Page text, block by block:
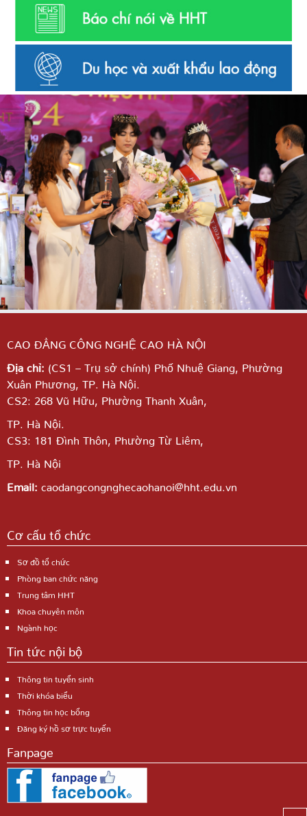
CAO ĐẲNG CÔNG NGHỆ CAO HÀ NỘI
Địa chỉ: (CS1 – Trụ sở chính) Phố Nhuệ Giang, Phường
Xuân Phương, TP. Hà Nội.
CS2: 268 Vũ Hữu, Phường Thanh Xuân,
TP. Hà Nội.
CS3: 181 Đình Thôn, Phường Từ Liêm,
TP. Hà Nội
Email: caodangcongnghecaohanoi@hht.edu.vn
Cơ cấu tổ chức
Sơ đồ tổ chức
Phòng ban chức năng
Trung tâm HHT
Khoa chuyên môn
Ngành học
Tin tức nội bộ
Thông tin tuyển sinh
Thời khóa biểu
Thông tin học bổng
Đăng ký hồ sơ trực tuyến
Fanpage